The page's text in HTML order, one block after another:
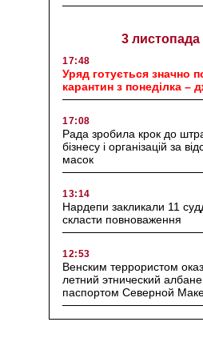
3 листопада
17:48
Уряд готується значно
карантин з понеділка –
17:08
Рада зробила крок до
бізнесу і організацій за
масок
13:14
Нардепи закликали 11
скласти повноваження
12:53
Венским террористом
летний этнический
паспортом Северной